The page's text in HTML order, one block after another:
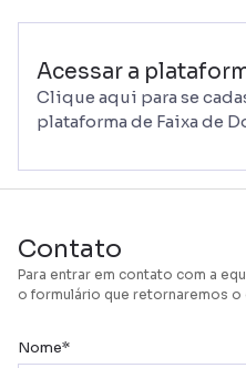
Acessar a
Clique aqui para se
plataforma de Faixa de
Contato
Para entrar em contato com a
o formulário que retornaremos o
Nome